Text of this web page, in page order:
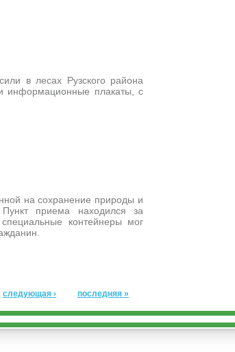
в лесах Рузского района
информационные плакаты, с
на сохранение природы и
приема находился за
контейнеры мог
следующая › последняя »